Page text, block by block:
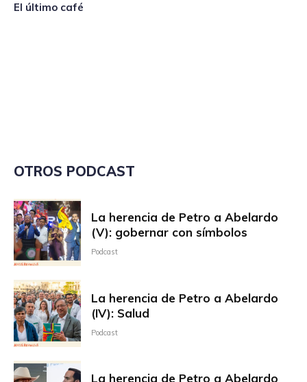
El último café
OTROS PODCAST
La herencia de Petro a Abelardo
(V): gobernar con símbolos
Podcast
La herencia de Petro a Abelardo
(IV): Salud
Podcast
La herencia de Petro a Abelardo